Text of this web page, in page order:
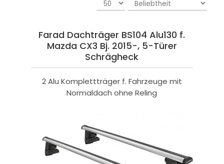
Farad Dachträger BS104 Alu130 f.
Mazda CX3 Bj. 2015-, 5-Türer
Schrägheck
2 Alu Komplettträger f. Fahrzeuge mit
Normaldach ohne Reling